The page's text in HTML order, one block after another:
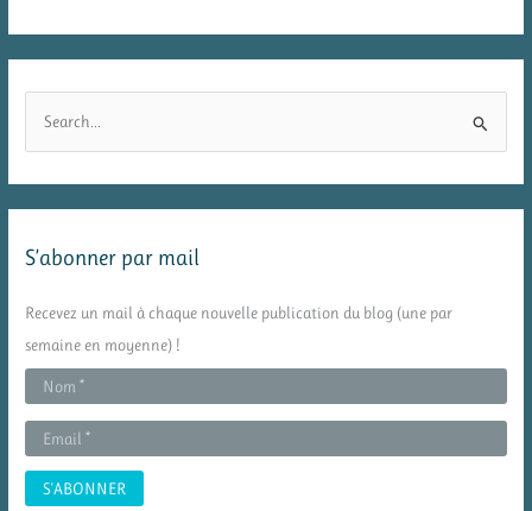
r
:
S’abonner par mail
Recevez un mail à chaque nouvelle publication du blog (une par
semaine en moyenne) !